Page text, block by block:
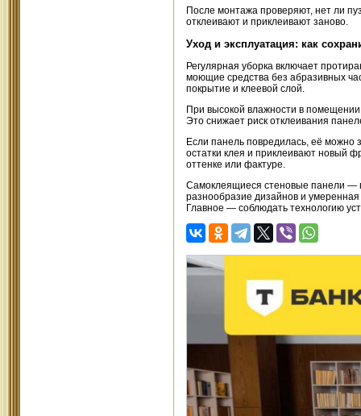
После монтажа проверяют, нет ли
отклеивают и приклеивают заново.
Уход и эксплуатация: как
Регулярная уборка включает
моющие средства без абразивных
покрытие и клеевой слой.
При высокой влажности в помещении
Это снижает риск отклеивания
Если панель повредилась, её можно
остатки клея и приклеивают новый
оттенке или фактуре.
Самоклеящиеся стеновые панели —
разнообразие дизайнов и
Главное — соблюдать технологию